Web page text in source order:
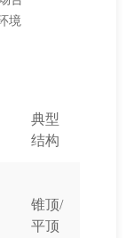
境
典型
结构
锥顶/
平顶